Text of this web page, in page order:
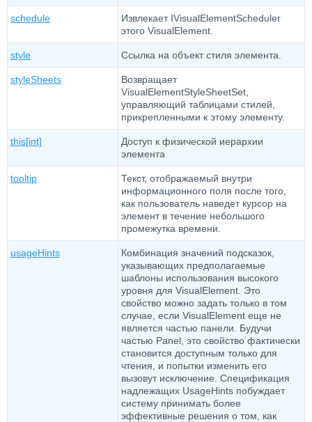
schedule
Извлекает IVisualElementScheduler
этого VisualElement.
style Ссылка на объект стиля элемента.
styleSheets
Возвращает
VisualElementStyleSheetSet,
управляющий таблицами стилей,
прикрепленными к этому элементу.
this[int]
Доступ к физической иерархии
элемента
tooltip
Текст, отображаемый внутри
информационного поля после того,
как пользователь наведет курсор на
элемент в течение небольшого
промежутка времени.
usageHints
Комбинация значений подсказок,
указывающих предполагаемые
шаблоны использования высокого
уровня для VisualElement. Это
свойство можно задать только в том
случае, если VisualElement еще не
является частью панели. Будучи
частью Panel, это свойство фактически
становится доступным только для
чтения, и попытки изменить его
вызовут исключение. Спецификация
надлежащих UsageHints побуждает
систему принимать более
эффективные решения о том, как